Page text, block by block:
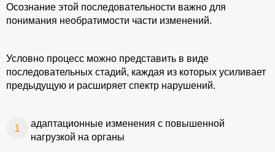
Осознание этой последовательности важно для
понимания необратимости части изменений.
Условно процесс можно представить в виде
последовательных стадий, каждая из которых усиливает
предыдущую и расширяет спектр нарушений.
адаптационные изменения с повышенной
нагрузкой на органы